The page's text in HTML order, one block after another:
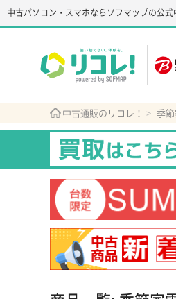
中古パソコン・スマホならソフマップの公
中古通販のリコレ！ 季